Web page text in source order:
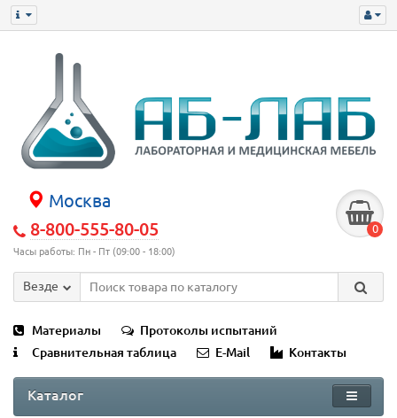
Москва
8-800-555-80-05
Часы работы: Пн - Пт (09:00 - 18:00)
0
Везде
Материалы
Протоколы испытаний
Сравнительная таблица
E-Mail Контакты
Каталог